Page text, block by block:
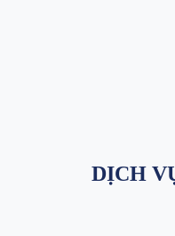
DỊCH